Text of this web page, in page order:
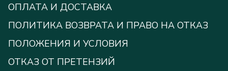
ОПЛАТА И ДОСТАВКА
ПОЛИТИКА ВОЗВРАТА И ПРАВО НА ОТКАЗ
ПОЛОЖЕНИЯ И УСЛОВИЯ
ОТКАЗ ОТ ПРЕТЕНЗИЙ